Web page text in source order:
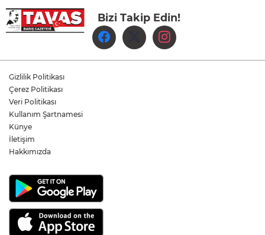
Çameli’de Festival Coşkusu Yatırımların
Açılışıyla Taçlandı
Denizli Büyükşehir Belediyespor Kadın
Yukatel Denizli Basket, Egemen Güven
ve Mustafa Sami Yılmaz’la yola devam
Bizi Takip Edin!
Gizlilik Politikası
Çerez Politikası
Veri Politikası
Kullanım Şartnamesi
Künye
İletişim
Hakkımızda